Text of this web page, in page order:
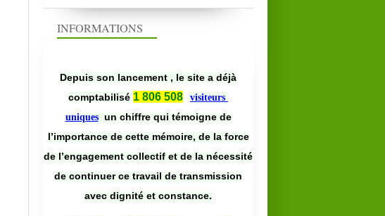
INFORMATIONS
Depuis son lancement , le site a déjà
comptabilisé 1 806 508
visiteurs
uniques un chiffre qui témoigne de
l’importance de cette mémoire, de la force
de l’engagement collectif et de la nécessité
de continuer ce travail de transmission
avec dignité et constance.